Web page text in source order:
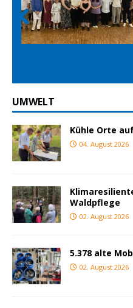
Prev
ious
UMWELT
Kühle Orte
04. August 2026
Waldpflege
02. August 2026
5.378 alte
02. August 2026